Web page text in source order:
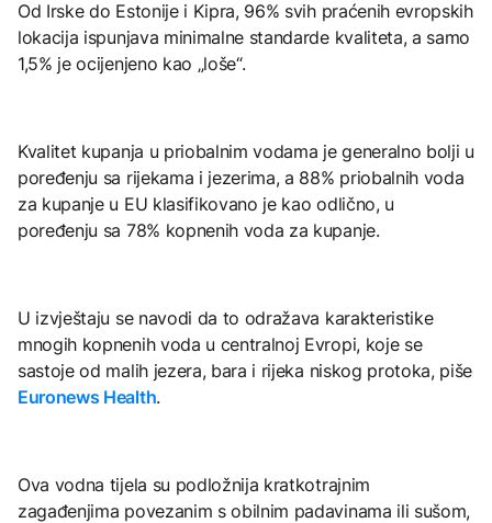
Od Irske do Estonije i Kipra, 96% svih praćenih evropskih
lokacija ispunjava minimalne standarde kvaliteta, a samo
1,5% je ocijenjeno kao „loše“.
Kvalitet kupanja u priobalnim vodama je generalno bolji u
poređenju sa rijekama i jezerima, a 88% priobalnih voda
za kupanje u EU klasifikovano je kao odlično, u
poređenju sa 78% kopnenih voda za kupanje.
U izvještaju se navodi da to odražava karakteristike
mnogih kopnenih voda u centralnoj Evropi, koje se
sastoje od malih jezera, bara i rijeka niskog protoka, piše
Euronews Health.
Ova vodna tijela su podložnija kratkotrajnim
zagađenjima povezanim s obilnim padavinama ili sušom,